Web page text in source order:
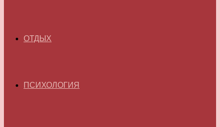
ОТДЫХ
ПСИХОЛОГИЯ